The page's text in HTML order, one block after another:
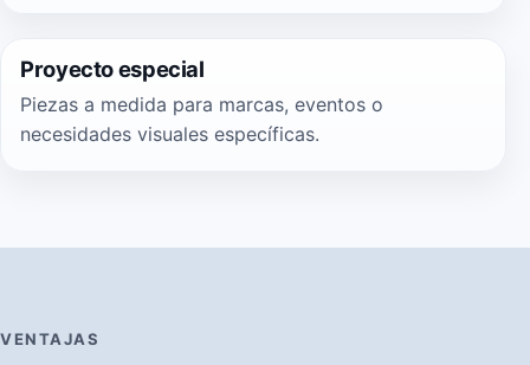
Proyecto especial
Piezas a medida para marcas, eventos o
necesidades visuales específicas.
VENTAJAS